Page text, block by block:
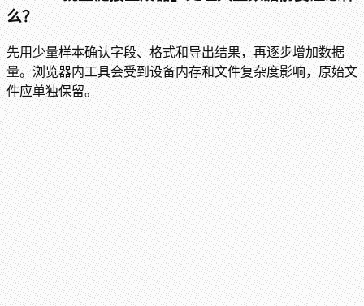
么？
先用少量样本确认字段、格式和导出结果，再逐步增加数据
量。浏览器内工具会受到设备内存和文件复杂度影响，原始文
件应单独保留。